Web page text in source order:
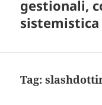
gestionali,
Tag: